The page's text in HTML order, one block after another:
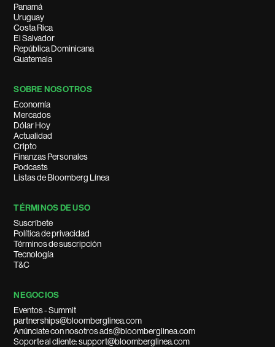
Panamá
Uruguay
Costa Rica
El Salvador
República Dominicana
Guatemala
SOBRE NOSOTROS
Economía
Mercados
Dólar Hoy
Actualidad
Cripto
Finanzas Personales
Podcasts
Listas de Bloomberg Línea
TÉRMINOS DE USO
Suscríbete
Política de privacidad
Términos de suscripción
Tecnología
T&C
NEGOCIOS
Eventos - Summit
partnerships@bloomberglinea.com
Anúnciate con nosotros ads@bloomberglinea.com
Soporte al cliente: support@bloomberglinea.com